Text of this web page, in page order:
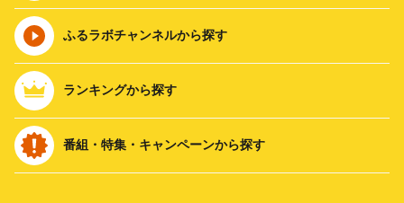
ふるラボチャンネルから探す
ランキングから探す
番組・特集・キャンペーンから探す